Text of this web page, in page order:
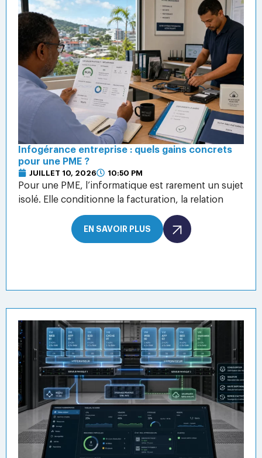
Infogérance entreprise : quels gains concrets
pour une PME ?
JUILLET 10, 2026 10:50 PM
Pour une PME, l’informatique est rarement un sujet
isolé. Elle conditionne la facturation, la relation
EN SAVOIR PLUS